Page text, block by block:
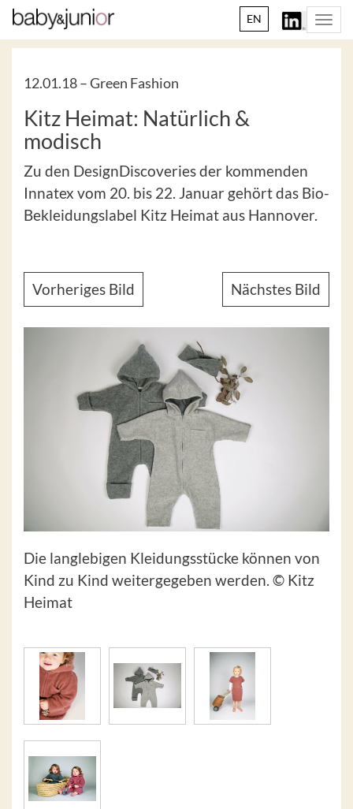
EN
12.01.18 –Green Fashion
Kitz Heimat: Natürlich &
modisch
Zu den DesignDiscoveries der kommenden
Innatex vom 20. bis 22. Januar gehört das Bio-
Bekleidungslabel Kitz Heimat aus Hannover.
Vorheriges Bild Nächstes Bild
Die langlebigen Kleidungsstücke können von
Kind zu Kind weitergegeben werden. © Kitz
Heimat